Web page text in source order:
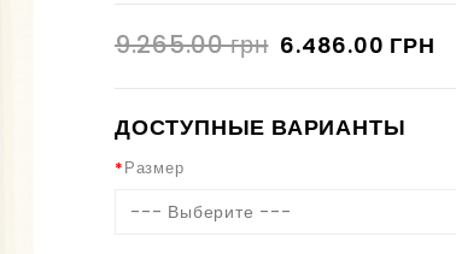
9.265.00 грн 6.486.00 ГРН
ДОСТУПНЫЕ ВАРИАНТЫ
Размер
--- Выберите ---